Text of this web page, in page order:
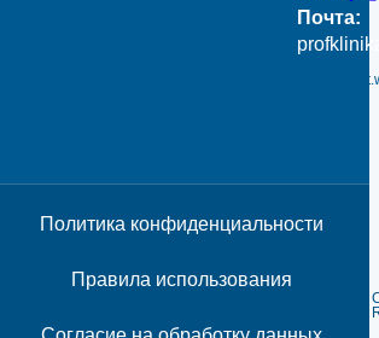
Почта:
Политика конфиденциальности
Правила использования